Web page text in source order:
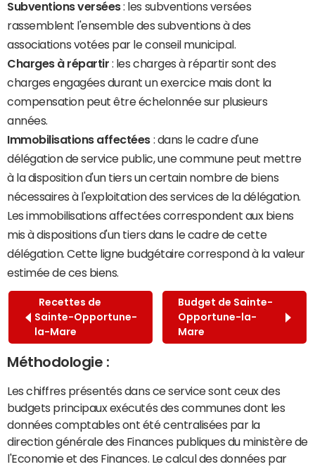
Subventions versées: les subventions versées
rassemblent l'ensemble des subventions à des
associations votées par le conseil municipal.
Charges à répartir : les charges à répartir sont des
charges engagées durant un exercice mais dont la
compensation peut être échelonnée sur plusieurs
années.
Immobilisations affectées : dans le cadre d'une
délégation de service public, une commune peut mettre
à la disposition d'un tiers un certain nombre de biens
nécessaires à l'exploitation des services de la délégation.
Les immobilisations affectées correspondent aux biens
mis à dispositions d'un tiers dans le cadre de cette
délégation. Cette ligne budgétaire correspond à la valeur
estimée de ces biens.
Recettes de
Sainte-Opportune-
la-Mare
Budget de Sainte-
Opportune-la-
Mare
Méthodologie :
Les chiffres présentés dans ce service sont ceux des
budgets principaux exécutés des communes dont les
données comptables ont été centralisées par la
direction générale des Finances publiques du ministère de
l'Economie et des Finances. Le calcul des données par